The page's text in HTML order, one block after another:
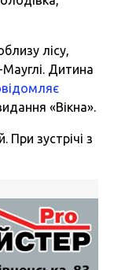
лісу,
Дитина
«Вікна».
При зустрічі з